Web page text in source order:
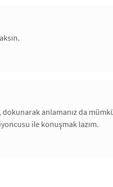
dokunarak anlamanız da
ile konuşmak lazım.